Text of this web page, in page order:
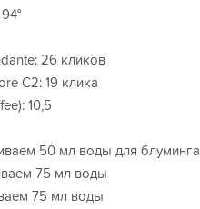
26 кликов
C2: 19 клика
10,5
50 мл воды для блуминга
75 мл воды
75 мл воды